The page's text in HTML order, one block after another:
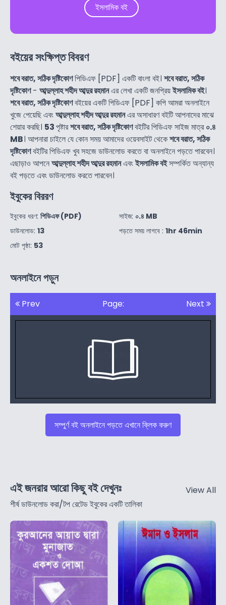
ইসলামিক বই
বইয়ের সংক্ষিপ্ত বিবরণ
শবে বরাত, সঠিক দৃষ্টিকোণপিডিএফ [PDF] একটি বাংলা বই। শবে বরাত, সঠিক
দৃষ্টিকোণ- আব্দুল্লাহ শহীদ আব্দুর রহমানএর লেখা একটি জনপ্রিয়ইসলামিক বই।
শবে বরাত, সঠিক দৃষ্টিকোণবইয়ের একটি পিডিএফ [PDF] কপি আমরা অনলাইনে
খুজে পেয়েছি এবংআব্দুল্লাহ শহীদ আব্দুর রহমানএর অসাধারণ বইটি আপনাদের মাঝে
শেয়ার করছি। 53পৃষ্টারশবে বরাত, সঠিক দৃষ্টিকোণবইটির পিডিএফ সাইজ মাত্র০.৪
MB। আপনারা চাইলে যে কোন সময় আমাদের ওয়েবসাইট থেকেশবে বরাত, সঠিক
দৃষ্টিকোণবইটির পিডিএফ খুব সহজে ডাউনলোড করতে বা অনলাইনে পড়তে পারবেন।
এছাড়াও আপনেআব্দুল্লাহ শহীদ আব্দুর রহমানএবংইসলামিক বইসম্পর্কিত অন্যান্য
বই পড়তে এবং ডাউনলোড করতে পারবেন।
ইবুকের বিররণ
ইবুকের ধরণ: পিডিএফ (PDF)
ডাউনলোড: 13
মোট পৃষ্ঠা: 53
সাইজ: ০.৪ MB
পড়তে সময় লাগবে : 1hr 46min
অনলাইনে পড়ুন
Prev Page: Next
সম্পুর্ণ বই অনলাইনে পড়তে এখানে ক্লিক করুণ
এই জনরার আরো কিছু বই দেখুনঃ
শীর্ষ ডাউনলোড করা/টপ রেটেড ইবুকের একটি তালিকা
View All